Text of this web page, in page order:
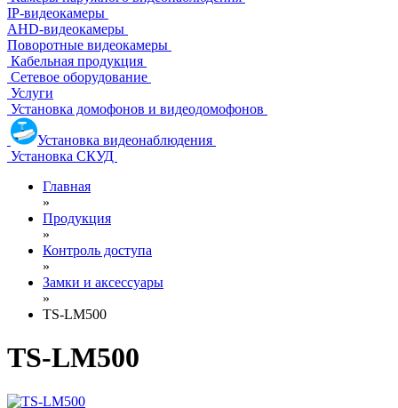
IP-видеокамеры
AHD-видеокамеры
Поворотные видеокамеры
Кабельная продукция
Сетевое оборудование
Услуги
Установка домофонов и видеодомофонов
Установка видеонаблюдения
Установка СКУД
Главная
»
Продукция
»
Контроль доступа
»
Замки и аксессуары
»
TS-LM500
TS-LM500